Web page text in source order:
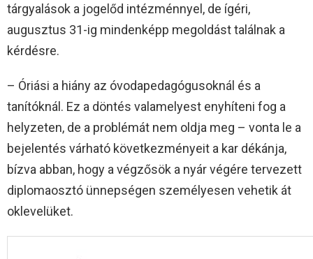
tárgyalások a jogelőd intézménnyel, de ígéri,
augusztus 31-ig mindenképp megoldást találnak a
kérdésre.
– Óriási a hiány az óvodapedagógusoknál és a
tanítóknál. Ez a döntés valamelyest enyhíteni fog a
helyzeten, de a problémát nem oldja meg – vonta le a
bejelentés várható következményeit a kar dékánja,
bízva abban, hogy a végzősök a nyár végére tervezett
diplomaosztó ünnepségen személyesen vehetik át
oklevelüket.